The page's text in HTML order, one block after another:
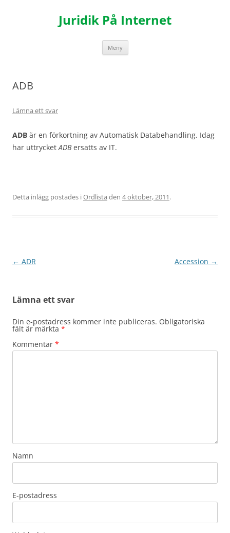
Juridik På Internet
Meny
ADB
Lämna ett svar
ADB är en förkortning av Automatisk Databehandling. Idag
har uttrycketADBersatts av IT.
Detta inlägg postades iOrdlista den 4 oktober, 2011.
Inläggsnavigering
← ADR Accession →
Lämna ett svar
Din e-postadress kommer inte publiceras. Obligatoriska
fält är märkta *
Kommentar *
Namn
E-postadress